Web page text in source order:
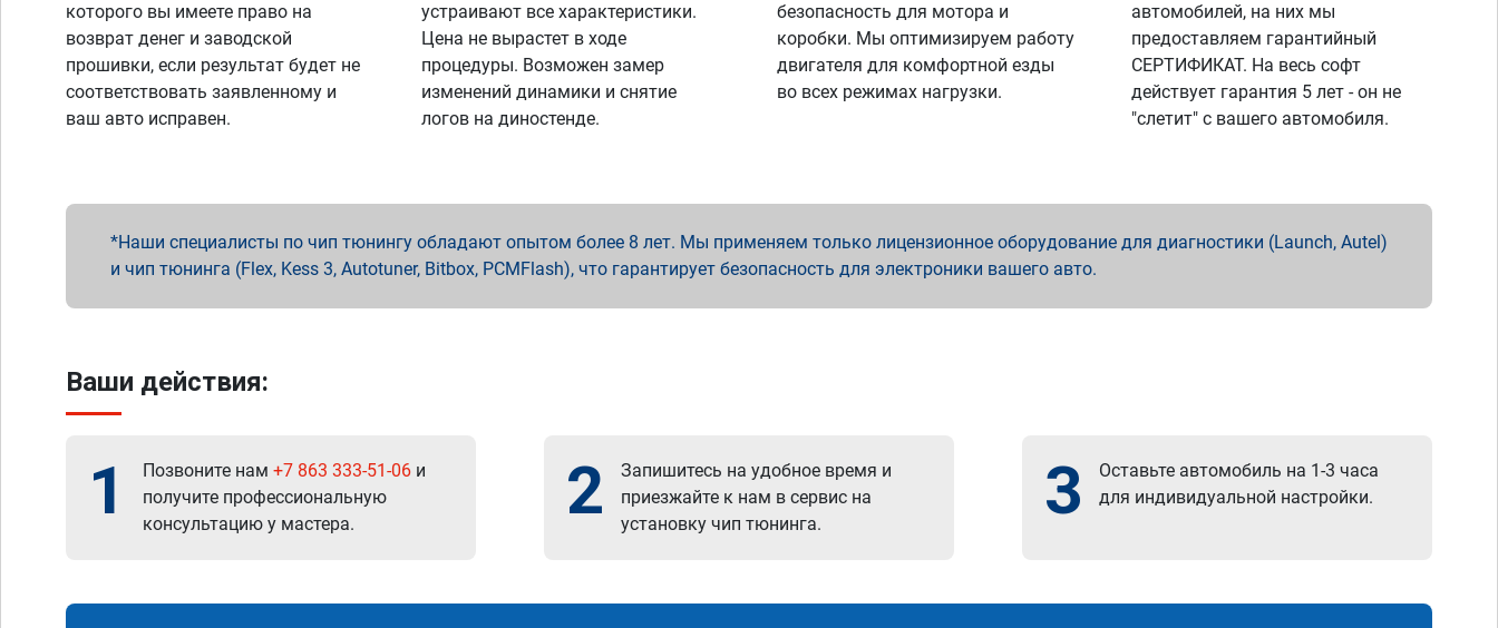
которого вы имеете право на
возврат денег и заводской
прошивки, если результат будет не
соответствовать заявленному и
ваш авто исправен.
устраивают все характеристики.
Цена не вырастет в ходе
процедуры. Возможен замер
изменений динамики и снятие
логов на диностенде.
безопасность для мотора и
коробки. Мы оптимизируем работу
двигателя для комфортной езды
во всех режимах нагрузки.
автомобилей, на них мы
предоставляем гарантийный
СЕРТИФИКАТ. На весь софт
действует гарантия 5 лет - он не
"слетит" с вашего автомобиля.
Наши специалисты по чип тюнингу обладают опытом более 8 лет. Мы применяем только лицензионное оборудование для диагностики (Launch, Autel)
и чип тюнинга (Flex, Kess 3, Autotuner, Bitbox, PCMFlash), что гарантирует безопасность для электроники вашего авто.
Ваши действия:
1 Позвоните нам +7 863 333-51-06 и
получите профессиональную
консультацию у мастера.
2
Запишитесь на удобное время и
приезжайте к нам в сервис на
установку чип тюнинга.
3
Оставьте автомобиль на 1-3 часа
для индивидуальной настройки.